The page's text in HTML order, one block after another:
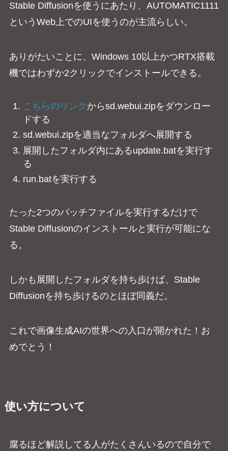
Stable Diffusionを使うにあたり、AUTOMATIC1111
というWeb上でのUIを使うのが主流らしい。
ありがたいことに、Windows 10以上かつRTX搭載
機ではわずか2クリックでインストールできる。
こちらのリンク からsd.webui.zipをダウンロー
ドする
sd.webui.zipを適当なフォルダへ展開する
展開したフォルダ内にあるupdate.batを実行す
る
run.batを実行する
たった2つのバッチファイルを実行するだけで
Stable Diffusionのインストールと実行が可能にな
る。
しかも展開したフォルダを持ち歩けば、Stable
Diffusionを持ち歩けるのとほぼ同義だ。
これで画像生成AIの世界への入口が開かれた！お
めでとう！
使い方について
腐るほど解説してる人がたくさんいるので自分で